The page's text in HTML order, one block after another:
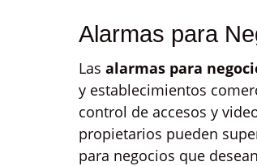
Alarmas para
Las alarmas para
y establecimientos
control de accesos y
propietarios pueden
para negocios que